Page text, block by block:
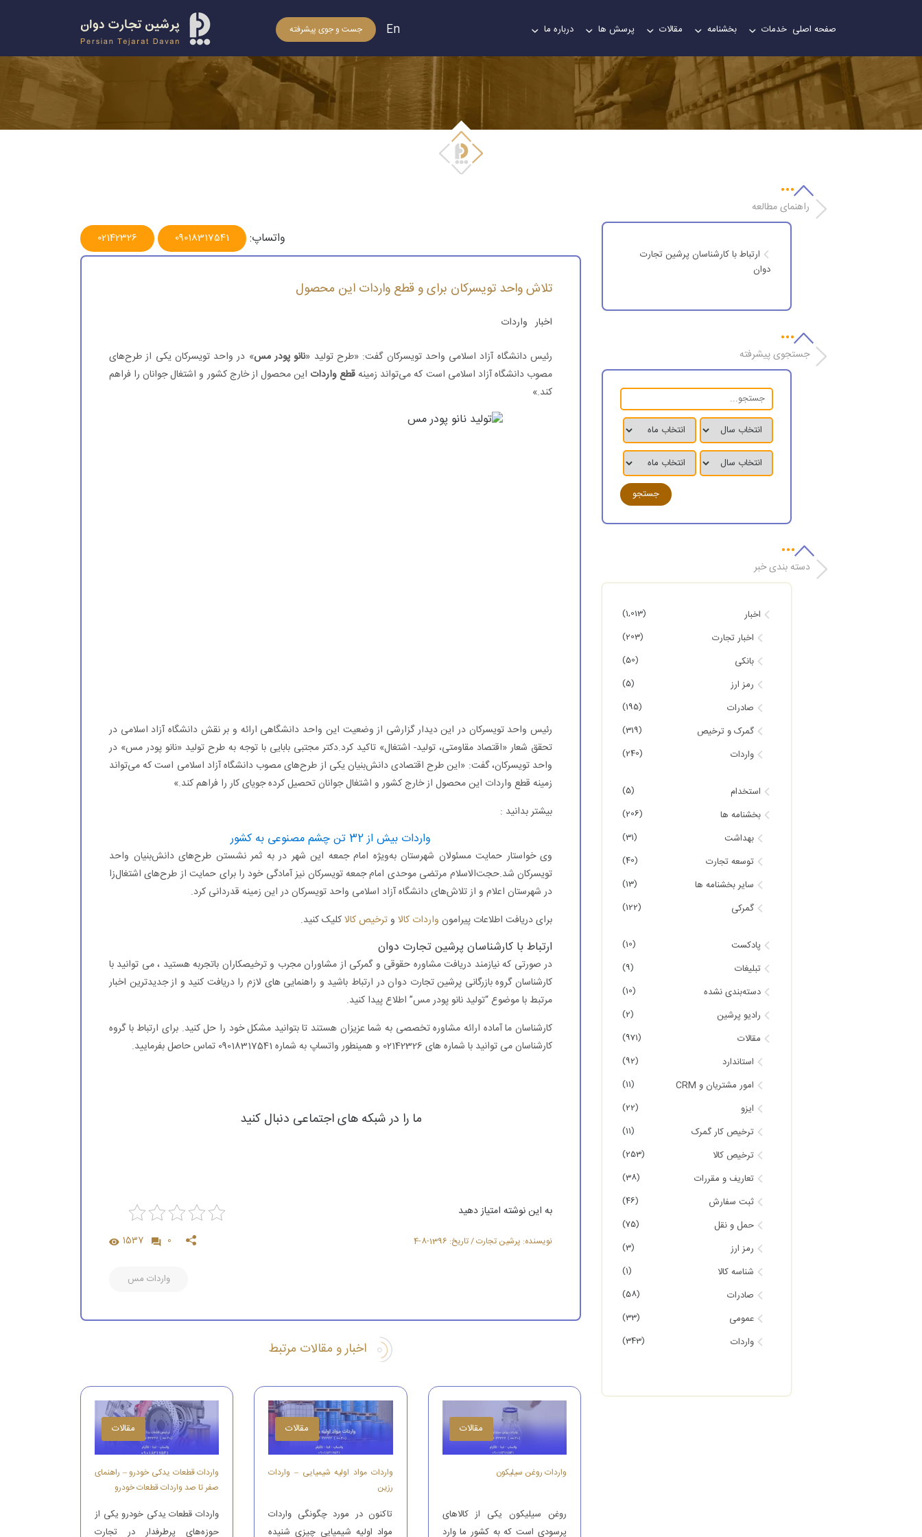
صفحه اصلی خدمات بخشنامه مقالات پرسش ها درباره ما جست و جوی پیشرفته En
تلاش واحد تویسركان برای و قطع واردات این محصول
واتساپ: 09018317541
02142326
تلاش واحد تویسركان برای و قطع واردات این محصول
اخبار واردات
رئیس دانشگاه آزاد اسلامی واحد تویسركان گفت: «طرح تولید «نانو پودر مس» در واحد تویسركان یكی از طرح‌های
مصوب دانشگاه آزاد اسلامی است كه می‌تواند زمینهقطع واردات این محصول از خارج كشور و اشتغال جوانان را فراهم
كند.»
رئیس واحد تویسركان در این دیدار گزارشی از وضعیت این واحد دانشگاهی ارائه و بر نقش دانشگاه آزاد اسلامی در
تحقق شعار «اقتصاد مقاومتی، تولید- اشتغال» تاكید كرد.دكتر مجتبی بابایی با توجه به طرح تولید «نانو پودر مس» در
واحد تویسركان، گفت: «این طرح اقتصادی دانش‌بنیان یكی از طرح‌های مصوب دانشگاه آزاد اسلامی است كه می‌تواند
زمینه قطع واردات این محصول از خارج كشور و اشتغال جوانان تحصیل كرده جویای كار را فراهم كند.»
بیشتر بدانید :
واردات بیش از 32 تن چشم مصنوعی به كشور
وی خواستار حمایت مسئولان شهرستان به‌ویژه امام جمعه این شهر در به ثمر نشستن طرح‌های دانش‌بنیان واحد
تویسركان شد.حجت‌الاسلام مرتضی موحدی امام جمعه تویسركان نیز آمادگی خود را برای حمایت از طرح‌های اشتغال‌زا
در شهرستان اعلام و از تلاش‌های دانشگاه آزاد اسلامی واحد تویسركان در این زمینه قدردانی كرد.
برای دریافت اطلاعات پیرامون واردات کالا وترخیص کالاکلیک کنید.
ارتباط با کارشناسان پرشین تجارت دوان
در صورتی که نیازمند دریافت مشاوره حقوقی و گمرکی از مشاوران مجرب و ترخیصکاران باتجربه هستید ، می توانید با
کارشناسان گروه بازرگانی پرشین تجارت دوان در ارتباط باشید و راهنمایی های لازم را دریافت کنید و از جدیدترین اخبار
مرتبط با موضوع “تولید نانو پودر مس” اطلاع پیدا کنید.
کارشناسان ما آماده ارائه مشاوره تخصصی به شما عزیزان هستند تا بتوانید مشکل خود را حل کنید. برای ارتباط با گروه
کارشناسان می توانید با شماره های 02142326 و همینطور واتساپ به شماره 09018317541 تماس حاصل بفرمایید.
ما را در شبکه های اجتماعی دنبال کنید
به این نوشته امتیاز دهید
نویسنده: پرشین تجارت / تاریخ: 1396-8-4 0
1537
واردات مس
اخبار و مقالات مرتبط
مقالات
واردات روغن سیلیکون
روغن سیلیکون یکی از کالاهای
پرسودی است که به کشور ما وارد
مقالات
واردات مواد اولیه شیمیایی – واردات
رزین
تاکنون در مورد چگونگی واردات
مواد اولیه شیمیایی چیزی شنیده
مقالات
واردات قطعات یدکی خودرو – راهنمای
صفر تا صد واردات قطعات خودرو
واردات قطعات یدکی خودرو یکی از
حوزه‌های پرطرفدار در تجارت
راهنمای مطالعه
ارتباط با کارشناسان پرشین تجارت
دوان
جستجوی پیشرفته
دسته بندی خبر
اخبار (1,013)
اخبار تجارت (203)
بانکی (50)
رمز ارز (5)
صادرات (195)
گمرک و ترخیص (319)
واردات (240)
استخدام (5)
بخشنامه ها (206)
بهداشت (31)
توسعه تجارت (40)
سایر بخشنامه ها (13)
گمرکی (122)
پادکست (10)
تبلیغات (9)
دسته‌بندی نشده (10)
رادیو پرشین (2)
مقالات (971)
استاندارد (92)
امور مشتریان و CRM (11)
ایزو (22)
ترخیص کار گمرک (11)
ترخیص کالا (253)
تعاریف و مقررات (38)
ثبت سفارش (46)
حمل و نقل (75)
رمز ارز (3)
شناسه کالا (1)
صادرات (58)
عمومی (33)
واردات (343)